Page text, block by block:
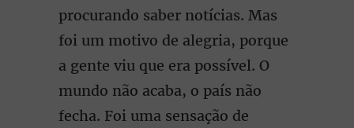
procurando saber notícias. Mas
foi um motivo de alegria, porque
a gente viu que era possível. O
mundo não acaba, o país não
fecha. Foi uma sensação de